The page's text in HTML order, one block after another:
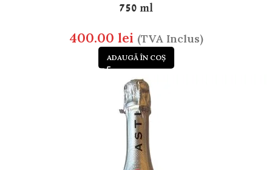
750 ml
400.00 lei (TVA Inclus)
ADAUGĂ ÎN COȘ